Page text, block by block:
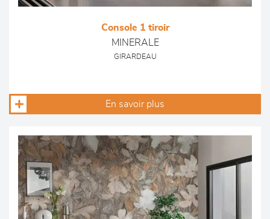
Console 1 tiroir
MINERALE
GIRARDEAU
En savoir plus